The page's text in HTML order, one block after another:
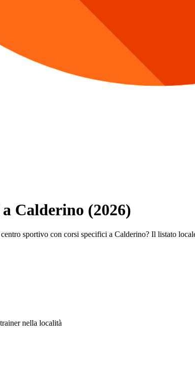
Calderino (2026)
sportivo con corsi specifici a Calderino? Il listato
nella località